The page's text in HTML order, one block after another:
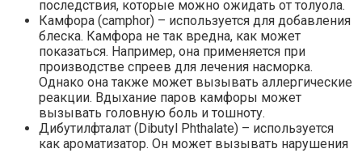
последствия, которые можно ожидать от толуола.
Камфора (camphor) – используется для добавления
блеска. Камфора не так вредна, как может
показаться. Например, она применяется при
производстве спреев для лечения насморка.
Однако она также может вызывать аллергические
реакции. Вдыхание паров камфоры может
вызывать головную боль и тошноту.
Дибутилфталат (Dibutyl Phthalate) – используется
как ароматизатор. Он может вызывать нарушения